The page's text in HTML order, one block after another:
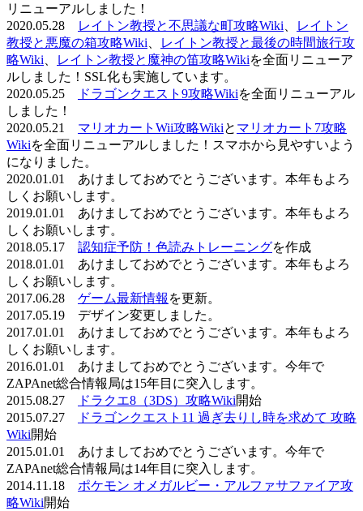
リニューアルしました！
2020.05.28
レイトン教授と不思議な町攻略Wiki
レイトン
教授と悪魔の箱攻略Wiki
レイトン教授と最後の時間旅行攻
略Wiki
レイトン教授と魔神の笛攻略Wikiを全面リニューア
ルしました！SSL化も実施しています。
2020.05.25
ドラゴンクエスト9攻略Wikiを全面リニューアル
しました！
2020.05.21 マリオカートWii攻略Wikiと マリオカート7攻略
Wikiを全面リニューアルしました！スマホから見やすいよう
になりました。
2020.01.01 あけましておめでとうございます。本年もよろ
しくお願いします。
2019.01.01 あけましておめでとうございます。本年もよろ
しくお願いします。
2018.05.17 認知症予防！色読みトレーニングを作成
2018.01.01 あけましておめでとうございます。本年もよろ
しくお願いします。
2017.06.28 ゲーム最新情報 を更新。
2017.05.19 デザイン変更しました。
2017.01.01 あけましておめでとうございます。本年もよろ
しくお願いします。
2016.01.01 あけましておめでとうございます。今年で
ZAPAnet総合情報局は15年目に突入します。
2015.08.27
ドラクエ8（3DS）攻略Wiki開始
2015.07.27
ドラゴンクエスト11 過ぎ去りし時を求めて 攻略
Wiki開始
2015.01.01 あけましておめでとうございます。今年で
ZAPAnet総合情報局は14年目に突入します。
2014.11.18 ポケモン オメガルビー・アルファサファイア攻
略Wiki開始